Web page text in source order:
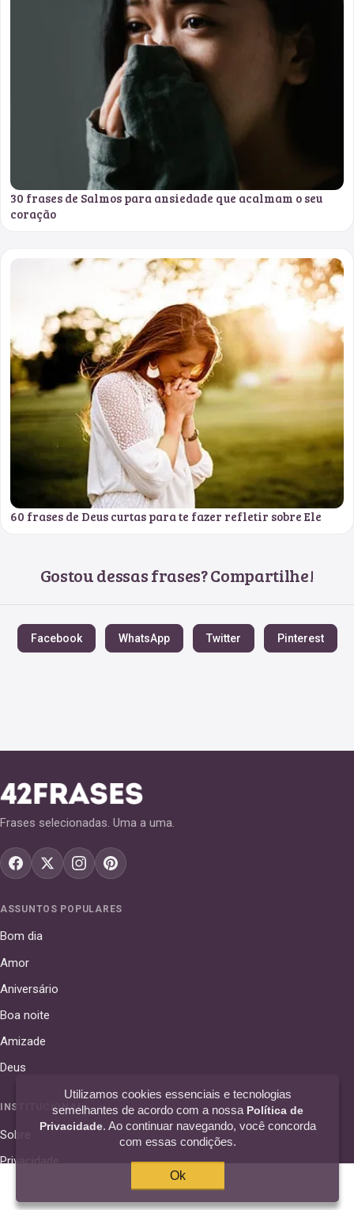
30 frases de Salmos para ansiedade que acalmam o seu
coração
60 frases de Deus curtas para te fazer refletir sobre Ele
Gostou dessas frases? Compartilhe!
Facebook WhatsApp Twitter Pinterest
Frases selecionadas. Uma a uma.
ASSUNTOS POPULARES
Bom dia
Amor
Aniversário
Boa noite
Amizade
Deus
INSTITUCIONAL
Sobre
Privacidade
Utilizamos cookies essenciais e tecnologias
semelhantes de acordo com a nossa Política de
Privacidade. Ao continuar navegando, você concorda
com essas condições.
Ok